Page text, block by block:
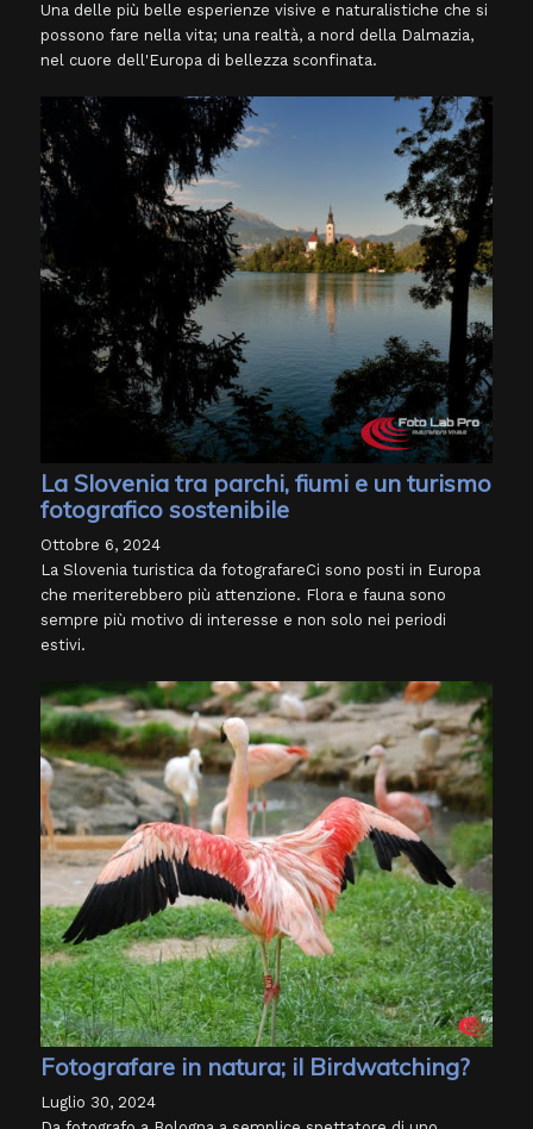
Una delle più belle esperienze visive e naturalistiche che si
possono fare nella vita; una realtà, a nord della Dalmazia,
nel cuore dell'Europa di bellezza sconfinata.
La Slovenia tra parchi, fiumi e un turismo
fotografico sostenibile
Ottobre 6, 2024
La Slovenia turistica da fotografareCi sono posti in Europa
che meriterebbero più attenzione. Flora e fauna sono
sempre più motivo di interesse e non solo nei periodi
estivi.
Fotografare in natura; il Birdwatching?
Luglio 30, 2024